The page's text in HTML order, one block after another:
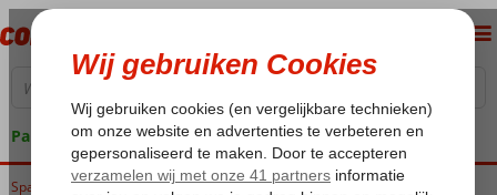
Pakketgarantie
Home
Spanje Canarische Eilanden Gran Canaria Playa del Ingles Green Field